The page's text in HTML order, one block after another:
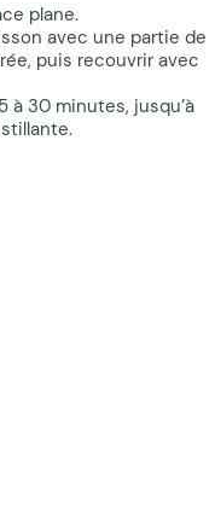
plane.
avec une partie de
puis recouvrir avec
à 30 minutes, jusqu’à